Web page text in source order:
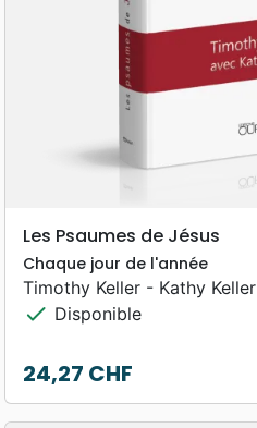
Les Psaumes de Jésus
Chaque jour de l'année
Timothy Keller - Kathy Keller
check Disponible
Prix
24,27 CHF